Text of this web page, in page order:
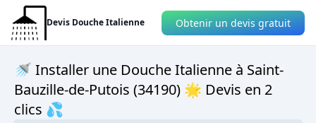
Devis Douche Italienne Obtenir un devis gratuit
🚿 Installer une Douche Italienne à Saint-
Bauzille-de-Putois (34190) 🌟 Devis en 2
clics 💦